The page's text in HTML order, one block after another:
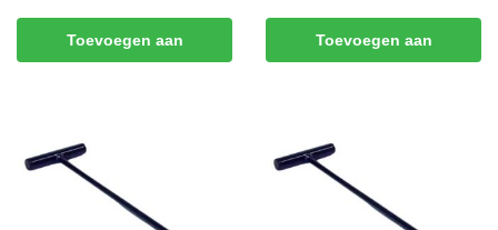
Toevoegen aan Toevoegen aan